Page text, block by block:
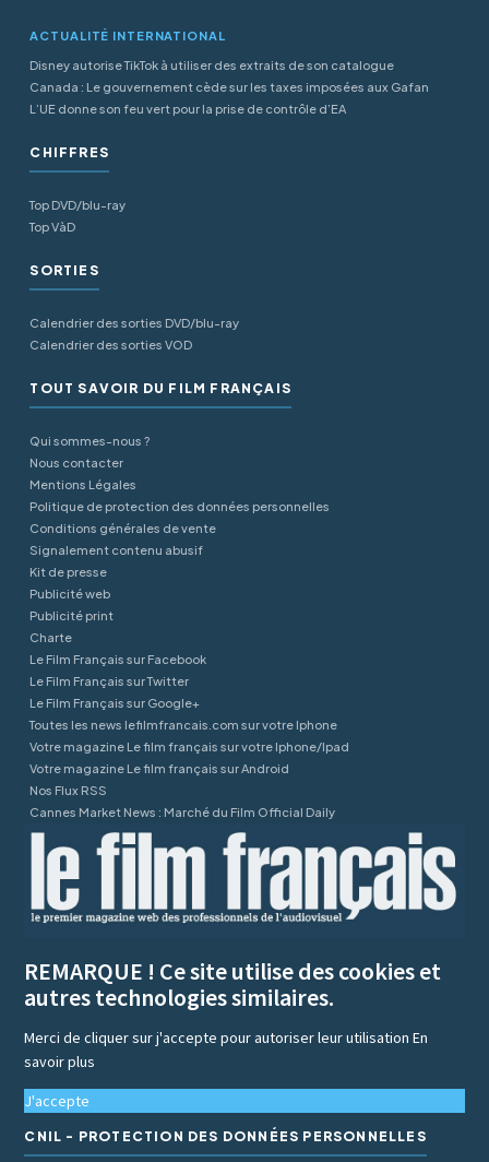
ACTUALITÉ INTERNATIONAL
Disney autorise TikTok à utiliser des extraits de son catalogue
Canada : Le gouvernement cède sur les taxes imposées aux Gafan
L’UE donne son feu vert pour la prise de contrôle d’EA
CHIFFRES
Top DVD/blu-ray
Top VàD
SORTIES
Calendrier des sorties DVD/blu-ray
Calendrier des sorties VOD
TOUT SAVOIR DU FILM FRANÇAIS
Qui sommes-nous ?
Nous contacter
Mentions Légales
Politique de protection des données personnelles
Conditions générales de vente
Signalement contenu abusif
Kit de presse
Publicité web
Publicité print
Charte
Le Film Français sur Facebook
Le Film Français sur Twitter
Le Film Français sur Google+
Toutes les news lefilmfrancais.com sur votre Iphone
Votre magazine Le film français sur votre Iphone/Ipad
Votre magazine Le film français sur Android
Nos Flux RSS
Cannes Market News : Marché du Film Official Daily
REMARQUE ! Ce site utilise des cookies et
autres technologies similaires.
Merci de cliquer sur j'accepte pour autoriser leur utilisationEn
savoir plus
J'accepte
CNIL - PROTECTION DES DONNÉES PERSONNELLES